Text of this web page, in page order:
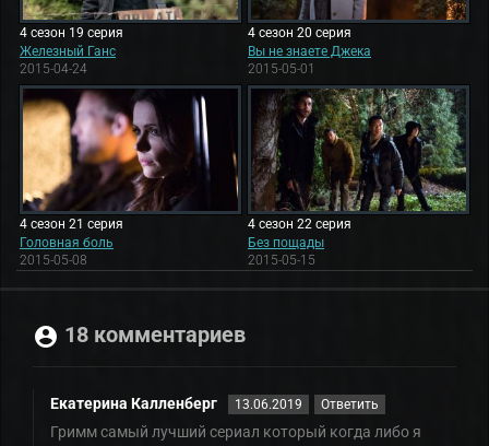
4 сезон 19 серия
Железный Ганс
2015-04-24
4 сезон 20 серия
Вы не знаете Джека
2015-05-01
4 сезон 21 серия
Головная боль
2015-05-08
4 сезон 22 серия
Без пощады
2015-05-15
18 комментариев
Екатерина Калленберг 13.06.2019 Ответить
Гримм самый лучший сериал который когда либо я